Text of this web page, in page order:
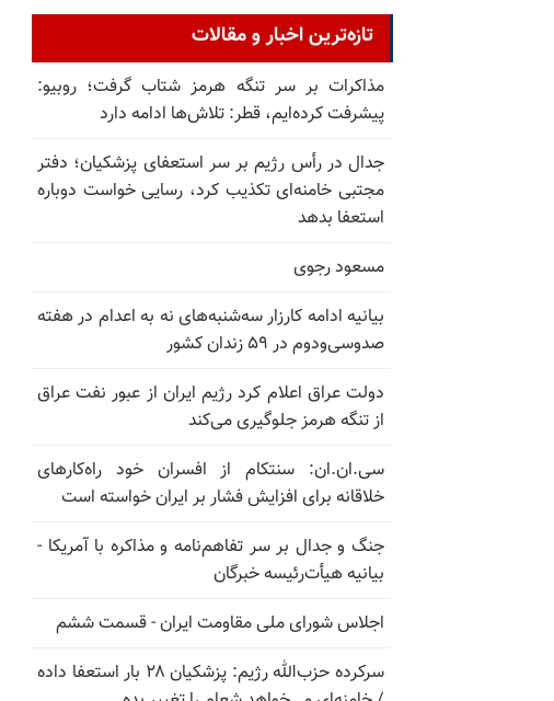
تازه‌ترین اخبار و مقالات
مذاکرات بر سر تنگه هرمز شتاب گرفت؛ روبیو:
پیشرفت کرده‌ایم، قطر: تلاش‌ها ادامه دارد
جدال در رأس رژیم بر سر استعفای پزشکیان؛ دفتر
مجتبی خامنه‌ای تکذیب کرد، رسایی خواست دوباره
استعفا بدهد
مسعود رجوی
بیانیه ادامه کارزار سه‌شنبه‌های نه به اعدام در هفته
صدوسی‌و‌دوم در ۵۹ زندان کشور
دولت عراق اعلام کرد رژیم ایران از عبور نفت عراق
از تنگه هرمز جلوگیری می‌کند
سی.ان.ان: سنتکام از افسران خود راه‌کارهای
خلاقانه برای افزایش فشار بر ایران خواسته است
جنگ و جدال بر سر تفاهم‌نامه و مذاکره با آمریکا -
بیانیه هیأت‌رئیسه خبرگان
اجلاس شورای ملی مقاومت ایران - قسمت ششم
سرکرده حزب‌الله رژیم: پزشکیان ۲۸ بار استعفا داده